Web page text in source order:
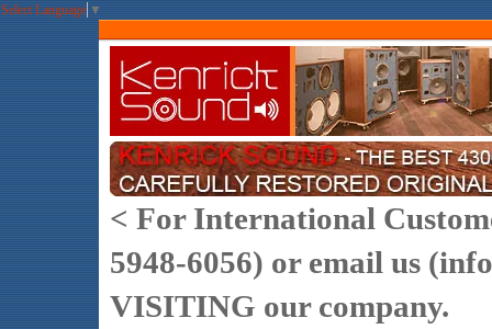
Select Language ▼
< For International
5948-6056) or email us
VISITING our company.